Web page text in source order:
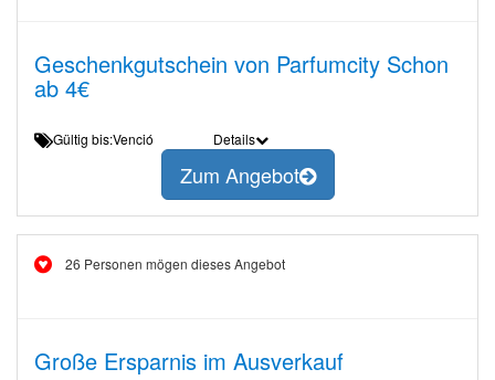
Geschenkgutschein von Parfumcity Schon
ab 4€
Gültig bis:Venció Details
Zum Angebot
26 Personen mögen dieses Angebot
Große Ersparnis im Ausverkauf